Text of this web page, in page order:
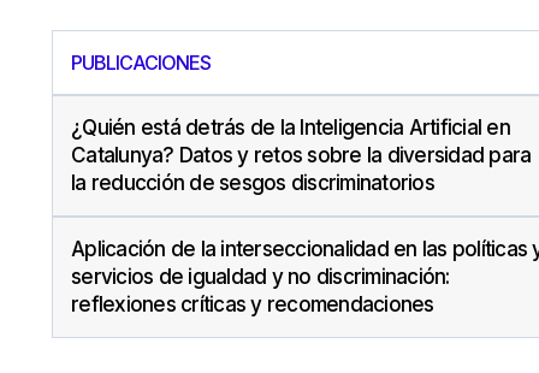
PUBLICACIONES
¿Quién está detrás de la Inteligencia Artificial en
Catalunya? Datos y retos sobre la diversidad para
la reducción de sesgos discriminatorios
Aplicación de la interseccionalidad en las políticas
servicios de igualdad y no discriminación:
reflexiones críticas y recomendaciones